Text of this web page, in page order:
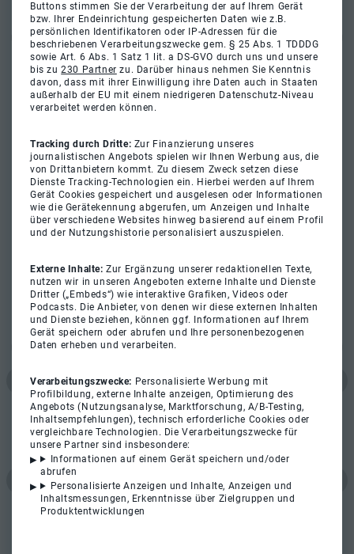
Buttons stimmen Sie der Verarbeitung der auf Ihrem Gerät
bzw. Ihrer Endeinrichtung gespeicherten Daten wie z.B.
persönlichen Identifikatoren oder IP-Adressen für die
beschriebenen Verarbeitungszwecke gem. § 25 Abs. 1 TDDDG
sowie Art. 6 Abs. 1 Satz 1 lit. a DS-GVO durch uns und unsere
bis zu230 Partner zu. Darüber hinaus nehmen Sie Kenntnis
davon, dass mit ihrer Einwilligung ihre Daten auch in Staaten
außerhalb der EU mit einem niedrigeren Datenschutz-Niveau
verarbeitet werden können.
Tracking durch Dritte: Zur Finanzierung unseres
journalistischen Angebots spielen wir Ihnen Werbung aus, die
von Drittanbietern kommt. Zu diesem Zweck setzen diese
Dienste Tracking-Technologien ein. Hierbei werden auf Ihrem
Gerät Cookies gespeichert und ausgelesen oder Informationen
wie die Gerätekennung abgerufen, um Anzeigen und Inhalte
über verschiedene Websites hinweg basierend auf einem Profil
und der Nutzungshistorie personalisiert auszuspielen.
Externe Inhalte:Zur Ergänzung unserer redaktionellen Texte,
nutzen wir in unseren Angeboten externe Inhalte und Dienste
Dritter („Embeds“) wie interaktive Grafiken, Videos oder
Podcasts. Die Anbieter, von denen wir diese externen Inhalten
und Dienste beziehen, können ggf. Informationen auf Ihrem
Gerät speichern oder abrufen und Ihre personenbezogenen
Daten erheben und verarbeiten.
Verarbeitungszwecke: Personalisierte Werbung mit
Profilbildung, externe Inhalte anzeigen, Optimierung des
Angebots (Nutzungsanalyse, Marktforschung, A/B-Testing,
Inhaltsempfehlungen), technisch erforderliche Cookies oder
vergleichbare Technologien. Die Verarbeitungszwecke für
unsere Partner sind insbesondere:
Informationen auf einem Gerät speichern und/oder
abrufen
Personalisierte Anzeigen und Inhalte, Anzeigen und
Inhaltsmessungen, Erkenntnisse über Zielgruppen und
Produktentwicklungen